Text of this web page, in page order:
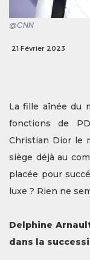
@CNN
21 Février 2023
La fille aînée du
fonctions de
Christian Dior le
siège déjà au
placée pour
luxe ? Rien ne
Delphine
dans la